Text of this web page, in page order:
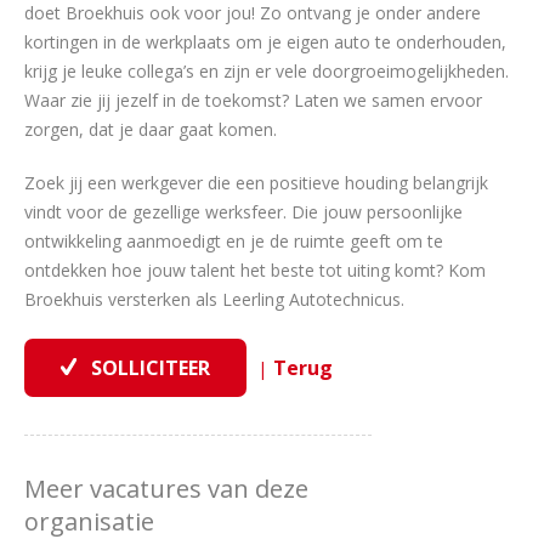
doet Broekhuis ook voor jou! Zo ontvang je onder andere
kortingen in de werkplaats om je eigen auto te onderhouden,
krijg je leuke collega’s en zijn er vele doorgroeimogelijkheden.
Waar zie jij jezelf in de toekomst? Laten we samen ervoor
zorgen, dat je daar gaat komen.
Zoek jij een werkgever die een positieve houding belangrijk
vindt voor de gezellige werksfeer. Die jouw persoonlijke
ontwikkeling aanmoedigt en je de ruimte geeft om te
ontdekken hoe jouw talent het beste tot uiting komt? Kom
Broekhuis versterken als Leerling Autotechnicus.
|
Meer vacatures van deze
organisatie